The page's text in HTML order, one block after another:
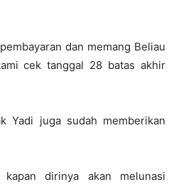
dan memang Beliau
cek tanggal 28 batas akhir
Yadi juga sudah memberikan
dirinya akan melunasi